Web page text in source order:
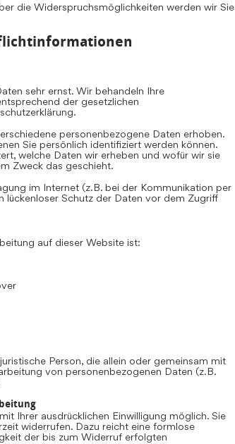
die Widerspruchsmöglichkeiten werden wir Sie
sehr ernst. Wir behandeln Ihre
der gesetzlichen
personenbezogene Daten erhoben.
Sie persönlich identifiziert werden können.
welche Daten wir erheben und wofür wir sie
Zweck das geschieht.
im Internet (z.B. bei der Kommunikation per
lückenloser Schutz der Daten vor dem Zugriff
auf dieser Website ist:
Person, die allein oder gemeinsam mit
von personenbezogenen Daten (z.B.
Ihrer ausdrücklichen Einwilligung möglich. Sie
widerrufen. Dazu reicht eine formlose
der bis zum Widerruf erfolgten